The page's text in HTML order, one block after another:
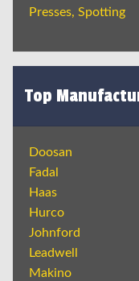
Presses, Spotting
Top
Doosan
Fadal
Haas
Hurco
Johnford
Leadwell
Makino